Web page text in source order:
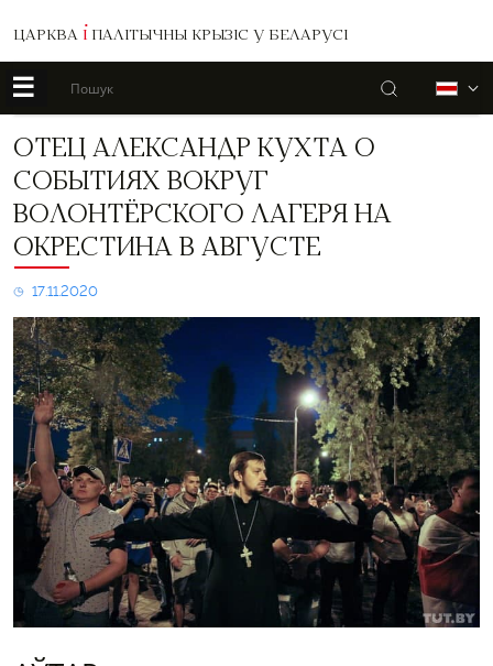
ЦАРКВА І ПАЛІТЫЧНЫ КРЫЗІС У БЕЛАРУСІ
☰ Пошук
Отец
Александр
Кухта
о
событиях
вокруг
волонтёрского
лагеря
Окрестина
в
августе
ОТЕЦ АЛЕКСАНДР КУХТА О
СОБЫТИЯХ ВОКРУГ
ВОЛОНТЁРСКОГО ЛАГЕРЯ НА
ОКРЕСТИНА В АВГУСТЕ
17.11.2020